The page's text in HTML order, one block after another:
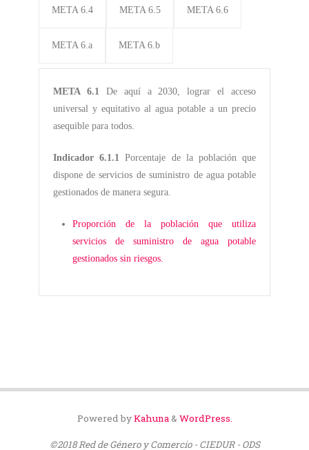
META 6.4 META 6.5 META 6.6
META 6.a META 6.b
META 6.1 De aquí a 2030, lograr el acceso
universal y equitativo al agua potable a un precio
asequible para todos.
Indicador 6.1.1Porcentaje de la población que
dispone de servicios de suministro de agua potable
gestionados de manera segura.
Proporción de la población que utiliza
servicios de suministro de agua potable
gestionados sin riesgos.
Powered byKahuna& WordPress.
©2018 Red de Género y Comercio - CIEDUR - ODS